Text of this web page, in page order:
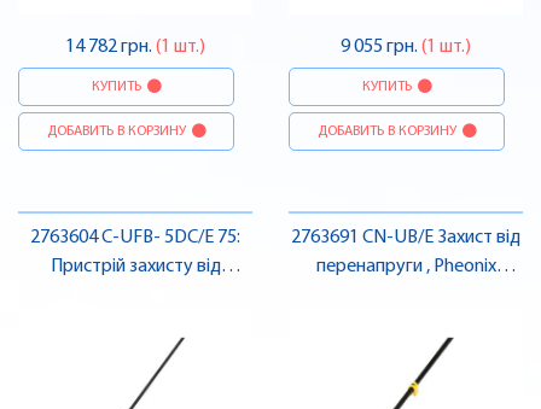
14 782 грн. (1 шт.)
КУПИТЬ
ДОБАВИТЬ В КОРЗИНУ
9 055 грн. (1 шт.)
КУПИТЬ
ДОБАВИТЬ В КОРЗИНУ
2763604 C-UFB- 5DC/E 75:
Пристрій захисту від
2763691 CN-UB/E Захист від
перенапруги , Pheonix